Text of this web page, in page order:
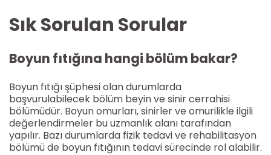
Sık Sorulan Sorular
Boyun fıtığına hangi bölüm bakar?
Boyun fıtığı şüphesi olan durumlarda
başvurulabilecek bölüm beyin ve sinir cerrahisi
bölümüdür. Boyun omurları, sinirler ve omurilikle ilgili
değerlendirmeler bu uzmanlık alanı tarafından
yapılır. Bazı durumlarda fizik tedavi ve rehabilitasyon
bölümü de boyun fıtığının tedavi sürecinde rol alabilir.